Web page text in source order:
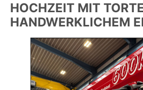
HOCHZEIT MIT
HANDWERKLICHEM